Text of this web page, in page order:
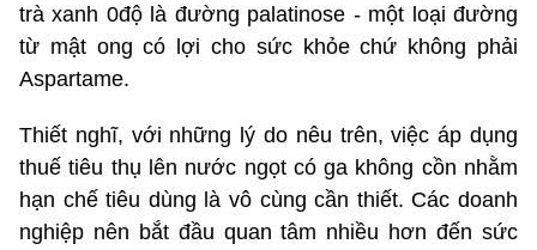
trà xanh 0độ là đường palatinose - một loại đường
từ mật ong có lợi cho sức khỏe chứ không phải
Aspartame.
Thiết nghĩ, với những lý do nêu trên, việc áp dụng
thuế tiêu thụ lên nước ngọt có ga không cồn nhằm
hạn chế tiêu dùng là vô cùng cần thiết. Các doanh
nghiệp nên bắt đầu quan tâm nhiều hơn đến sức